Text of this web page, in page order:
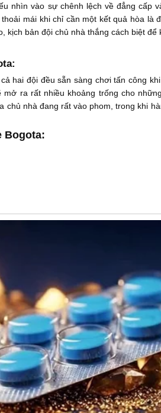
nhìn vào sự chênh lệch về đẳng cấp
mái khi chỉ cần một kết quả hòa là
bản đội chủ nhà thắng cách biệt để
hai đội đều sẵn sàng chơi tấn công
ra rất nhiều khoảng trống cho
chủ nhà đang rất vào phom, trong khi
Bogota: